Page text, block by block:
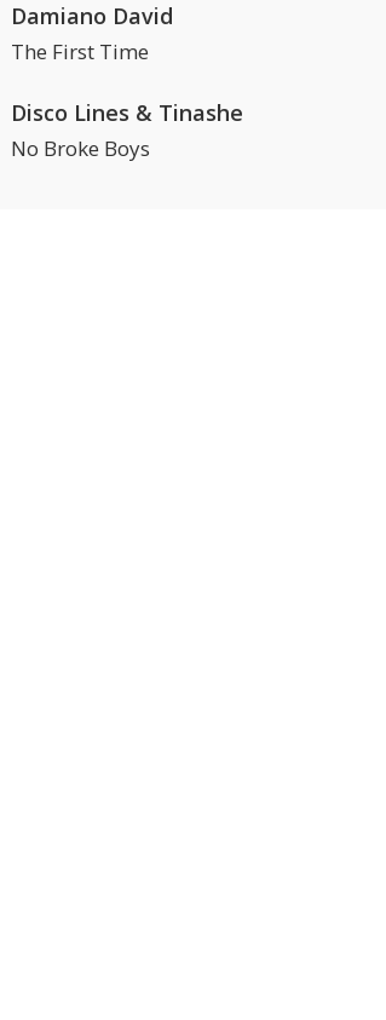
Damiano David
The First Time
Disco Lines & Tinashe
No Broke Boys